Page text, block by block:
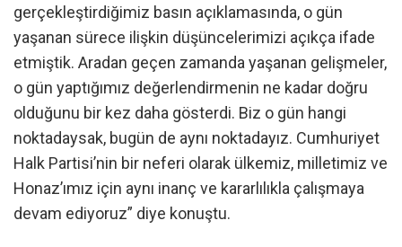
gerçekleştirdiğimiz basın açıklamasında, o gün
yaşanan sürece ilişkin düşüncelerimizi açıkça ifade
etmiştik. Aradan geçen zamanda yaşanan gelişmeler,
o gün yaptığımız değerlendirmenin ne kadar doğru
olduğunu bir kez daha gösterdi. Biz o gün hangi
noktadaysak, bugün de aynı noktadayız. Cumhuriyet
Halk Partisi’nin bir neferi olarak ülkemiz, milletimiz ve
Honaz’ımız için aynı inanç ve kararlılıkla çalışmaya
devam ediyoruz” diye konuştu.